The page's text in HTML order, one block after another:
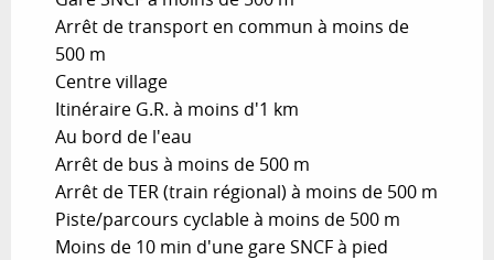
Arrêt de transport en commun à moins de
500 m
Centre village
Itinéraire G.R. à moins d'1 km
Au bord de l'eau
Arrêt de bus à moins de 500 m
Arrêt de TER (train régional) à moins de 500 m
Piste/parcours cyclable à moins de 500 m
Moins de 10 min d'une gare SNCF à pied